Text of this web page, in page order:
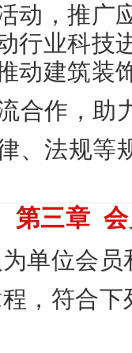
动，推广
行业科技
动建筑装
合作，
、法规等
第三章
单位会员
，符合下